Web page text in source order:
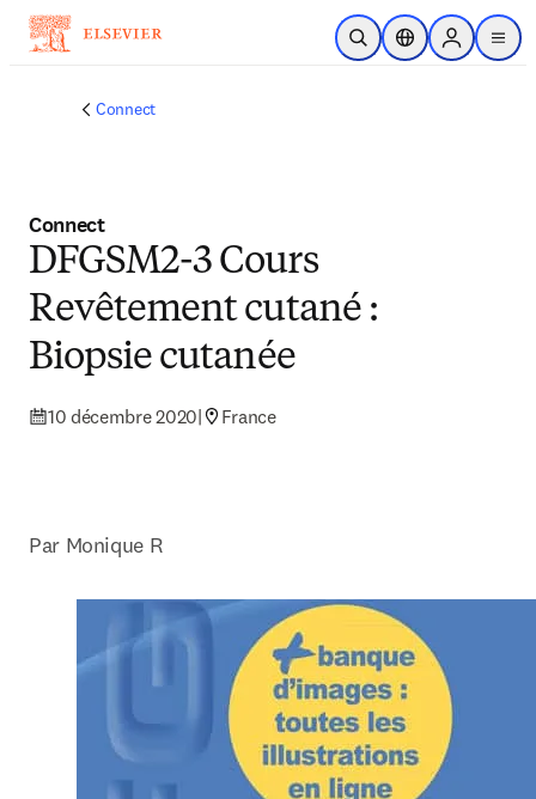
Passer au contenu principal
Ouvrir la recherche
Sélecteur de
Sign in to
menu
Connect
Connect
DFGSM2-3 Cours
Revêtement cutané :
Biopsie cutanée
10 décembre 2020| France
Par Monique R